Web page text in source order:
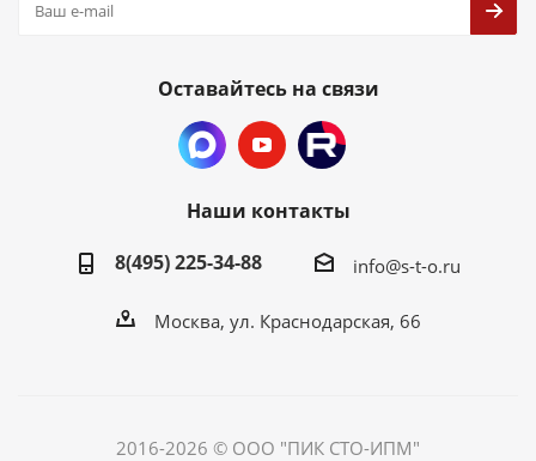
Оставайтесь на связи
Наши контакты
8(495) 225-34-88
info@s-t-o.ru
Москва, ул. Краснодарская, 66
2016-2026 © ООО "ПИК СТО-ИПМ"